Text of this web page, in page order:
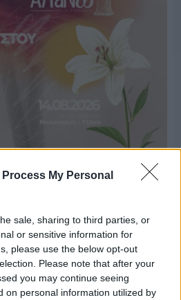
Process My Personal
sale, sharing to third parties, or
or sensitive information for
please use the below opt-out
Please note that after your
you may continue seeing
on personal information utilized by
με μεγάλο